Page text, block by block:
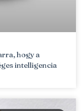
hogy a
intelligencia